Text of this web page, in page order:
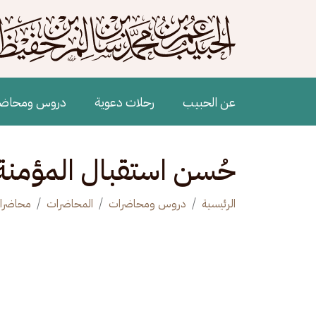
Main navigation
عن الحبيب رحلات دعوية دروس
حُسن استقبال
الرئيسية دروس ومحاضرات المحاضرات